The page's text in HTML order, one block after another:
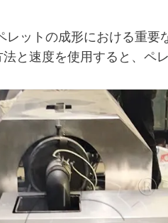
レットの成形における重
と速度を使用すると、ペ